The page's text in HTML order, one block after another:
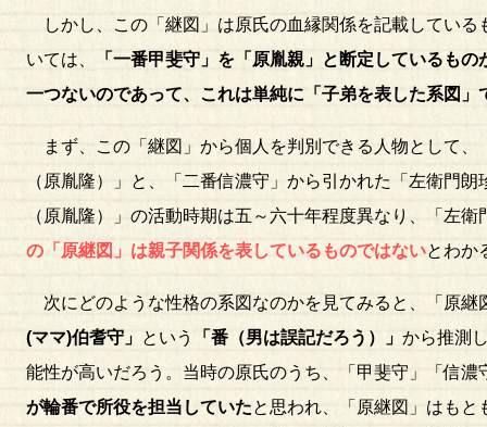
しかし、この「継図」は原氏の血縁関係を記載してい
いては、
「一番甲斐守」を「原胤親」と断定しているも
一つないのであって、これは単純に「子弟を表した系図」
まず、この「継図」から個人を判別できる人物として
（原胤隆）」と、「二番信濃守」から引かれた「左衛門
（原胤隆）」の活動時期は五～六十年程度異なり、「左
の 「原継図」 は親子関係を表しているものではないとわか
次にどのような性格の系図なのかを見てみると、「原継
(ママ)伯耆守」 という 「番（男は誤記だろう）」 から推測
能性が高いだろう。当時の原氏のうち、「甲斐守」「信
が輪番で所役を担当していたと思われ、「原継図」はも